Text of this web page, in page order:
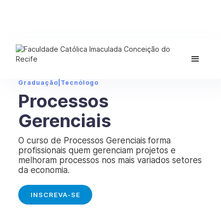
Graduação Tecnólogo
Processos
Gerenciais
O curso de Processos Gerenciais forma
profissionais quem gerenciam projetos e
melhoram processos nos mais variados setores
da economia.
INSCREVA-SE